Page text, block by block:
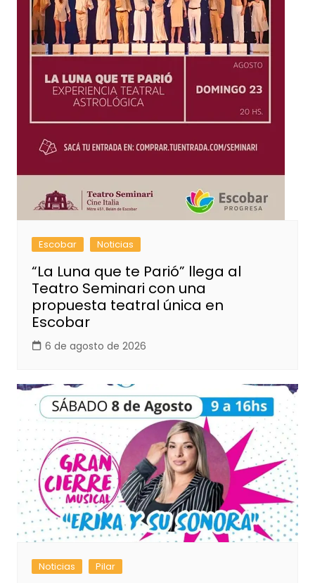
Escobar Noticias
“La Luna que te Parió” llega al
Teatro Seminari con una
propuesta teatral única en
Escobar
6 de agosto de 2026
Noticias Pilar